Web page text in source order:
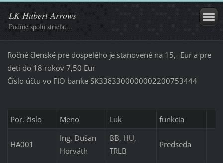
LK Hubert Arrows
Poďme spolu strieľať...
Ročné členské pre dospelého je stanovené na 15,- Eur a pre
deti do 18 rokov 7,50 Eur
Číslo účtu vo FIO banke SK3383300000002200753444
Por. číslo Meno Luk funkcia
HA001
Ing. Dušan
Horváth
BB, HU,
TRLB
Predseda